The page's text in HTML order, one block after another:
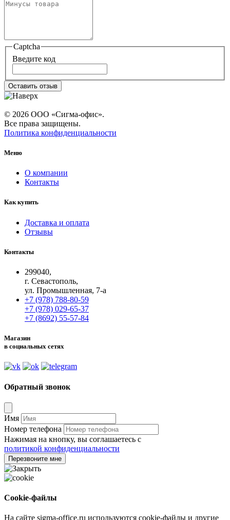
Captcha
Введите код
Оставить отзыв
© 2026 ООО «Сигма-офис».
Все права защищены.
Политика конфиденциальности
Меню
О компании
Контакты
Как купить
Доставка и оплата
Отзывы
Контакты
299040,
г. Севастополь,
ул. Промышленная, 7-а
+7 (978) 788-80-59
+7 (978) 029-65-37
+7 (8692) 55-57-84
Магазин
в социальных сетях
Обратный звонок
Имя
Номер телефона
Нажимая на кнопку, вы соглашаетесь с
политикой конфиденциальности
Перезвоните мне
Cookie-файлы
На сайте sigma-office.ru используются cookie-файлы и другие